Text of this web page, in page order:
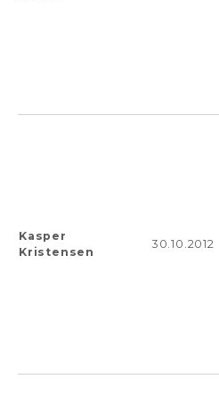
Kasper
Kristensen
30.10.2012